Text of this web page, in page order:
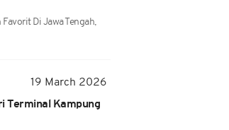
Di Jawa Tengah,
19 March 2026
Terminal Kampung